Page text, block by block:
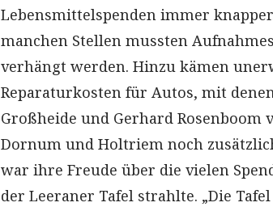
Lebensmittelspenden immer
manchen Stellen mussten
verhängt werden. Hinzu kämen
Reparaturkosten für Autos, mit
Großheide und Gerhard Rosenboom
Dornum und Holtriem noch
war ihre Freude über die vielen
der Leeraner Tafel strahlte. „Die